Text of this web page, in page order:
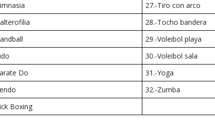
27.-Tiro con arco
28.-Tocho bandera
29.-Voleibol playa
30.-Voleibol sala
Do
31.-Yoga
32.-Zumba
Boxing